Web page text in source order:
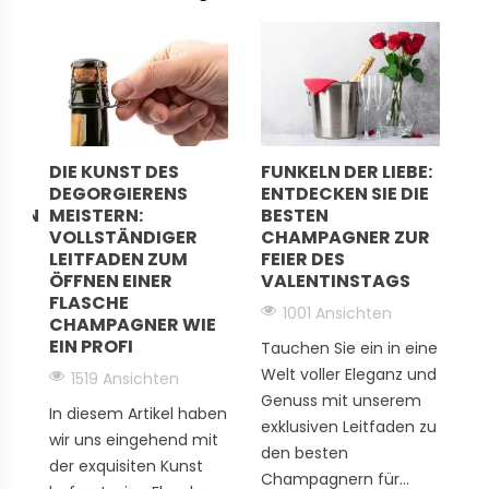
Getreu ihrem Erbe praktizierten die Häuser
Parzellenauswahl, präzises Pressen und maßvolle
Assemblagen, um Frische, Kreidetextur und aromatische
Tiefe zu bewahren. Dieser Jahrgang veranschaulicht
eine anspruchsvolle Tradition: sorgfältiger Weinbau,
kontrollierte Gärung und lange Ruhezeiten im Keller, um
präzise Weine zu liefern, die für den Tisch und die
Lagerung geschaffen sind.
Emblematische Cuvées des
Jahrgangs 2006
Entdecken Sie Duval-leroy clos des bouveries 2006,
Chardonnay aus einer einzigen Parzelle, mit Akzenten
von Zitrusfrüchten, weißen Blumen und Feuerstein, mit
einem geraden und salzigen Abgang. Dom Perignon P2
2006, eine Kombination aus Pinot Noir und Chardonnay,
profitiert von einer langen Reifung und enthüllt Energie,
DIE KUNST DES
DEGORGIERENS
MEISTERN:
VOLLSTÄNDIGER
LEITFADEN ZUM
ÖFFNEN EINER
FLASCHE
CHAMPAGNER WIE
EIN PROFI
1519 Ansichten
In diesem Artikel haben
wir uns eingehend mit
der exquisiten Kunst
FUNKELN DER LIEBE:
ENTDECKEN SIE DIE
BESTEN
CHAMPAGNER ZUR
FEIER DES
VALENTINSTAGS
1001 Ansichten
Tauchen Sie ein in eine
Welt voller Eleganz und
Genuss mit unserem
exklusiven Leitfaden zu
den besten
Champagnern für...